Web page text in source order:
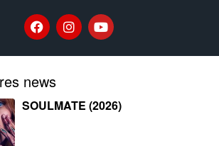
news
SOULMATE (2026)